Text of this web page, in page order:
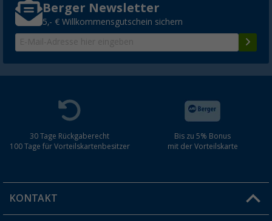
Berger Newsletter
5,- € Willkommensgutschein sichern
30 Tage Rückgaberecht
100 Tage für Vorteilskartenbesitzer
Bis zu 5% Bonus
mit der Vorteilskarte
KONTAKT